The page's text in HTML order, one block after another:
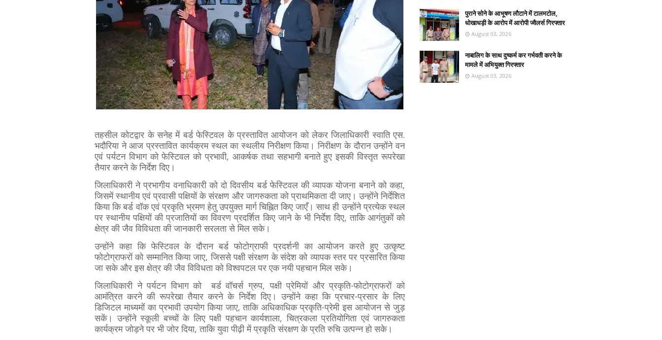
तहसील कोटद्वार के सनेह में बर्ड फेस्टिवल के प्रस्तावित आयोजन को लेकर जिलाधिकारी स्वाति एस.
भदौरिया ने आज प्रस्तावित कार्यक्रम स्थल का स्थलीय निरीक्षण किया। निरीक्षण के दौरान उन्होंने वन
एवं पर्यटन विभाग को फेस्टिवल को प्रभावी, आकर्षक तथा सहभागी बनाते हुए इसकी विस्तृत रूपरेखा
तैयार करने के निर्देश दिए।
जिलाधिकारी ने प्रभागीय वनाधिकारी को दो दिवसीय बर्ड फेस्टिवल की व्यापक योजना बनाने को कहा,
जिसमें स्थानीय एवं प्रवासी पक्षियों के संरक्षण और जागरुकता को प्राथमिकता दी जाए। उन्होंने निर्देशित
किया कि बर्ड वॉक एवं प्रकृति भ्रमण हेतु उपयुक्त मार्ग चिह्नित किए जाएँ। साथ ही उन्होंने प्रत्येक स्थल
पर स्थानीय पक्षियों की प्रजातियों का विवरण प्रदर्शित किए जाने के भी निर्देश दिए, ताकि आगंतुकों को
क्षेत्र की जैव विविधता की जानकारी सरलता से मिल सके।
उन्होंने कहा कि फेस्टिवल के दौरान बर्ड फोटोग्राफी प्रदर्शनी का आयोजन करते हुए उत्कृष्ट
फोटोग्राफरों को सम्मानित किया जाए, जिससे पक्षी संरक्षण के संदेश को व्यापक स्तर पर प्रसारित किया
जा सके और इस क्षेत्र की जैव विविधता को विश्वपटल पर एक नयी पहचान मिल सके।
जिलाधिकारी ने पर्यटन विभाग को बर्ड वॉचर्स ग्रुप, पक्षी प्रेमियों और प्रकृति-फोटोग्राफरों को
आमंत्रित करने की रूपरेखा तैयार करने के निर्देश दिए। उन्होंने कहा कि प्रचार-प्रसार के लिए
डिजिटल माध्यमों का प्रभावी उपयोग किया जाए, ताकि अधिकाधिक प्रकृति-प्रेमी इस आयोजन से जुड़
सकें। उन्होंने स्कूली बच्चों के लिए पक्षी पहचान कार्यशाला, चित्रकला प्रतियोगिता एवं जागरुकता
कार्यक्रम जोड़ने पर भी जोर दिया, ताकि युवा पीढ़ी में प्रकृति संरक्षण के प्रति रुचि उत्पन्न हो सके।
पुराने सोने के आभूषण लौटाने में टालमटोल,
धोखाधड़ी के आरोप में आरोपी ज्वैलर्स गिरफ्तार
August 03, 2026
नाबालिग के साथ दुष्कर्म कर गर्भवती करने के
मामले में अभियुक्त गिरफ्तार
August 03, 2026